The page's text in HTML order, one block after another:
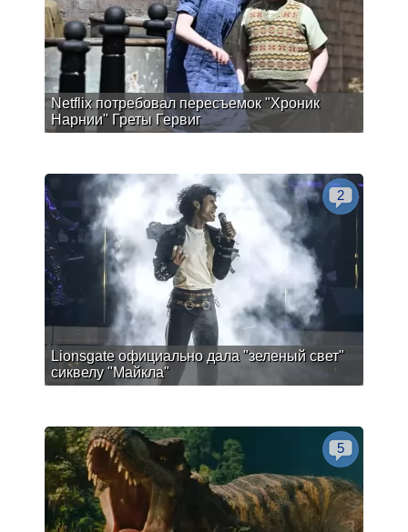
Netflix потребовал пересъемок "Хроник
Нарнии" Греты Гервиг
Lionsgate официально дала "зеленый свет"
сиквелу "Майкла"
2
5